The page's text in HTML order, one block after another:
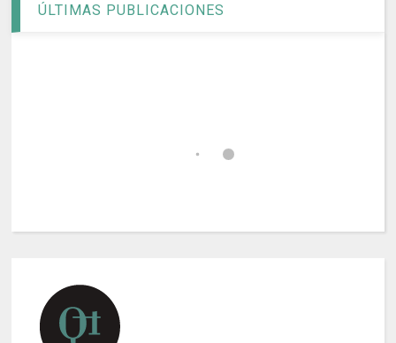
ÚLTIMAS PUBLICACIONES